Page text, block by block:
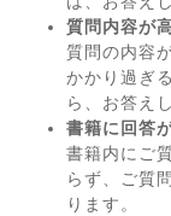
質問内容が
質問の内容
かかり過ぎ
ら、お答え
書籍に回答
書籍内にご
らず、ご質
ります。